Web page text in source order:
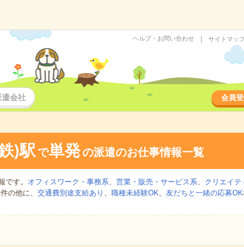
ヘルプ・お問い合わせ サイトマッ
会社 会員
)駅 で単発の派遣のお仕事情報一覧
です。 オフィスワーク・事務系、 営業・販売・サービス系、 クリエイテ
の他に、 交通費別途支給あり 、 職種未経験OK、 友だちと一緒の応募OK